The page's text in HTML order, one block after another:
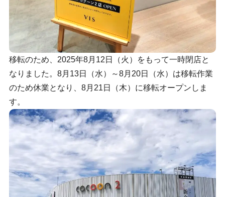
移転のため、2025年8月12日（火）をもって一時閉店と
なりました。8月13日（水）～8月20日（水）は移転作業
のため休業となり、8月21日（木）に移転オープンしま
す。